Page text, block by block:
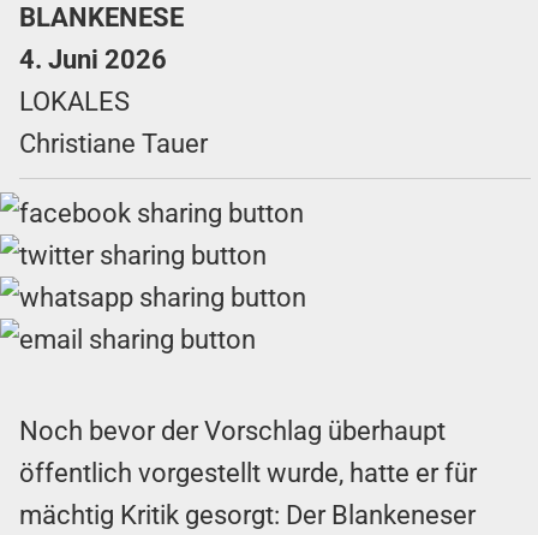
BLANKENESE
4. Juni 2026
LOKALES
Christiane Tauer
Noch bevor der Vorschlag überhaupt
öffentlich vorgestellt wurde, hatte er für
mächtig Kritik gesorgt: Der Blankeneser